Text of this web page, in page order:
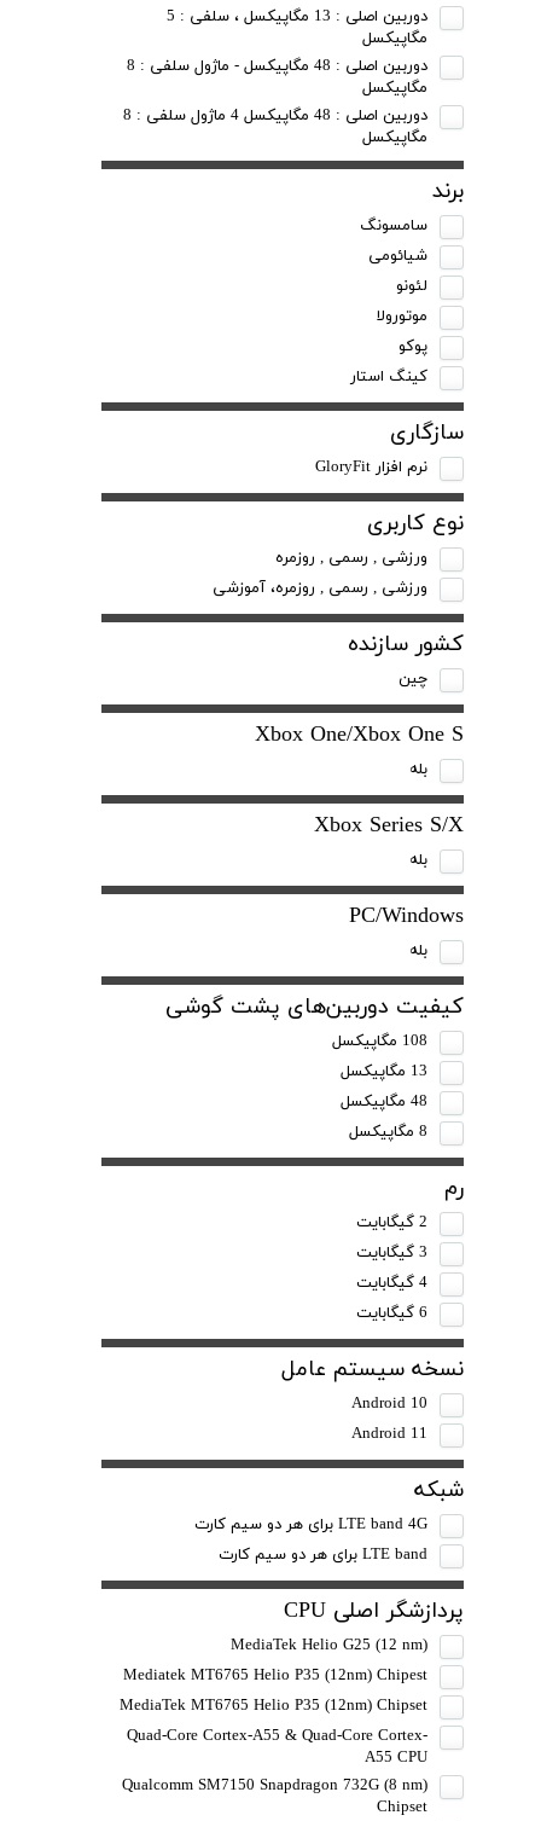
دوربین اصلی : 13 مگاپیکسل ، سلفی : 5
مگاپیکسل
دوربین اصلی : 48 مگاپیکسل - ماژول سلفی : 8
مگاپیکسل
دوربین اصلی : 48 مگاپیکسل 4 ماژول سلفی : 8
مگاپیکسل
برند
سامسونگ
شیائومی
لئونو
موتورولا
پوکو
کینگ استار
سازگاری
نرم افزار GloryFit
نوع کاربری
ورزشی , رسمی , روزمره
ورزشی , رسمی , روزمره، آموزشی
کشور سازنده
چین
Xbox One/Xbox One S
بله
Xbox Series S/X
بله
PC/Windows
بله
کیفیت دوربین‌های پشت گوشی
108 مگاپیکسل
13 مگاپیکسل
48 مگاپیکسل
8 مگاپیکسل
رم
2 گیگابایت
3 گیگابایت
4 گیگابایت
6 گیگابایت
نسخه سیستم عامل
Android 10
Android 11
شبکه
LTE band 4G برای هر دو سیم کارت
LTE band برای هر دو سیم کارت
پردازشگر اصلی CPU
MediaTek Helio G25 (12 nm)
Mediatek MT6765 Helio P35 (12nm) Chipest
MediaTek MT6765 Helio P35 (12nm) Chipset
Quad-Core Cortex-A55 & Quad-Core Cortex-
A55 CPU
Qualcomm SM7150 Snapdragon 732G (8 nm)
Chipset